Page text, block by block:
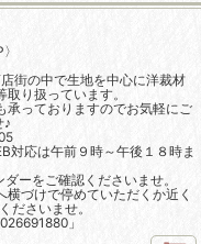
街の中で生地を中心に洋裁材
り扱っています。
承っておりますのでお気軽にご
♪
応は午前９時～午後１８時ま
ーをご確認くださいませ。
づけで停めていただくか近く
ださいませ。
」